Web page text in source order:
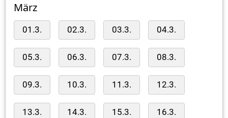
März
01.3. 02.3. 03.3. 04.3.
05.3. 06.3. 07.3. 08.3.
09.3. 10.3. 11.3. 12.3.
13.3. 14.3. 15.3. 16.3.